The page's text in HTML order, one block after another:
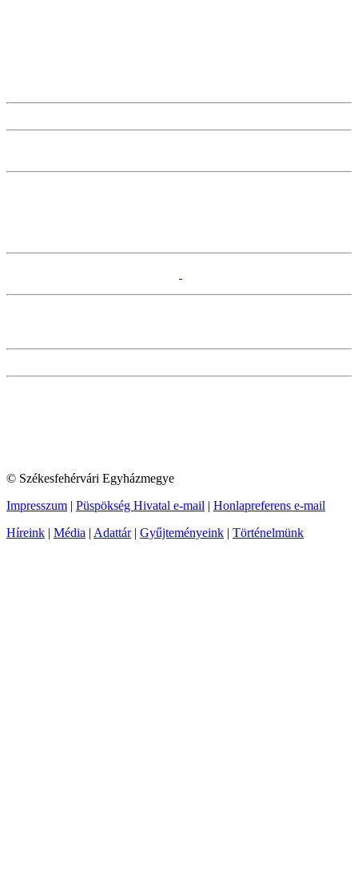
© Székesfehérvári Egyházmegye
Impresszum | Püspökség Hivatal e-mail | Honlapreferens e-mail
Híreink | Média | Adattár| Gyűjteményeink | Történelmünk